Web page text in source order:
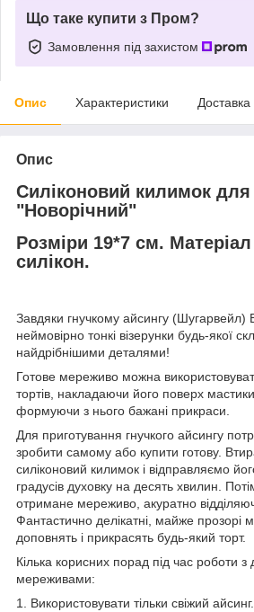
Що таке купити з Пром?
Замовлення під захистом
Опис Характеристики Доставка
Опис
Силіконовий килимок для
"Новорічний"
Розміри 19*7 см.
силікон.
Завдяки гнучкому айсингу (Шугарвейл)
неймовірно тонкі візерунки будь-якої
найдрібнішими деталями!
Готове мереживо можна
тортів, накладаючи його поверх мастики
формуючи з нього бажані прикраси.
Для приготування гнучкого айсингу
зробити самому або купити готову.
силіконовий килимок і відправляємо
градусів духовку на десять хвилин.
отримане мереживо, акуратно
Фантастично делікатні, майже прозорі
доповнять і прикрасять будь-який торт.
Кілька корисних порад під час роботи
мереживами:
1. Використовувати тільки свіжий айсинг.